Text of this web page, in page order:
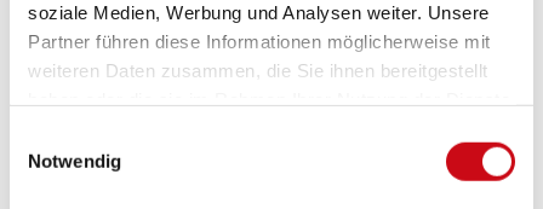
soziale Medien, Werbung und Analysen weiter. Unsere
Partner führen diese Informationen möglicherweise mit
weiteren Daten zusammen, die Sie ihnen bereitgestellt
Notwendig